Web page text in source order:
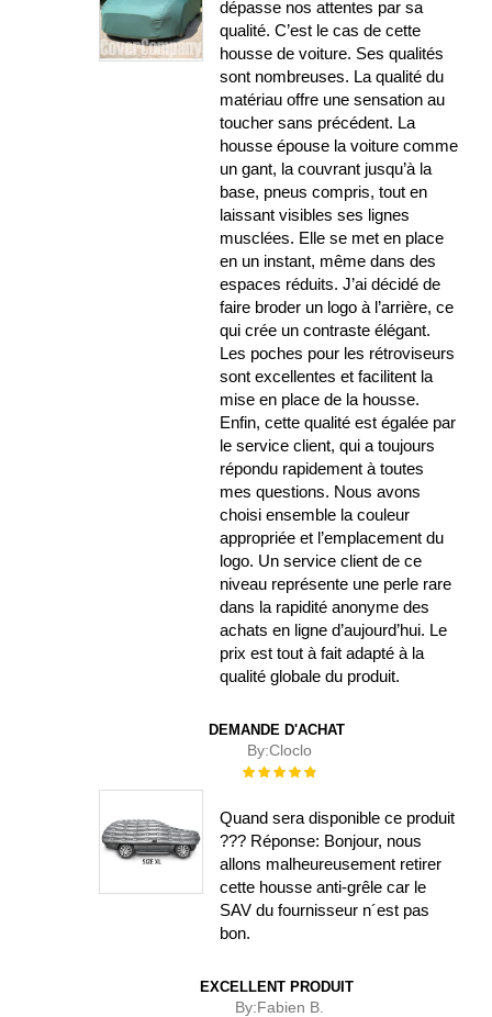
dépasse nos attentes par sa
qualité. C’est le cas de cette
housse de voiture. Ses qualités
sont nombreuses. La qualité du
matériau offre une sensation au
toucher sans précédent. La
housse épouse la voiture comme
un gant, la couvrant jusqu’à la
base, pneus compris, tout en
laissant visibles ses lignes
musclées. Elle se met en place
en un instant, même dans des
espaces réduits. J’ai décidé de
faire broder un logo à l’arrière, ce
qui crée un contraste élégant.
Les poches pour les rétroviseurs
sont excellentes et facilitent la
mise en place de la housse.
Enfin, cette qualité est égalée par
le service client, qui a toujours
répondu rapidement à toutes
mes questions. Nous avons
choisi ensemble la couleur
appropriée et l’emplacement du
logo. Un service client de ce
niveau représente une perle rare
dans la rapidité anonyme des
achats en ligne d’aujourd’hui. Le
prix est tout à fait adapté à la
qualité globale du produit.
DEMANDE D'ACHAT
By:Cloclo
Évaluation :
Quand sera disponible ce produit
??? Réponse: Bonjour, nous
allons malheureusement retirer
cette housse anti-grêle car le
SAV du fournisseur n´est pas
bon.
EXCELLENT PRODUIT
By:Fabien B.